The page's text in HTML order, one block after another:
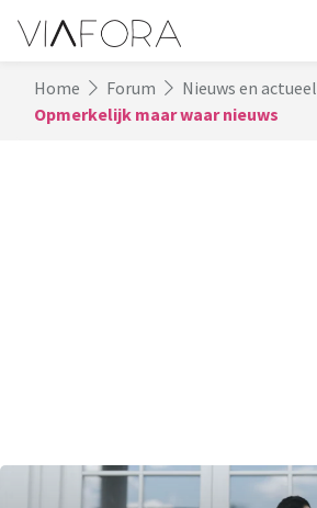
Home Forum
Nieuws en actueel
Opmerkelijk maar waar nieuws